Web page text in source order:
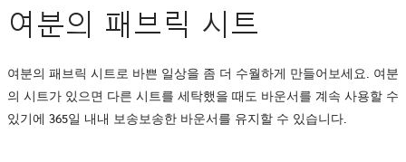
여분의 패브릭 시트
여분의 패브릭 시트로 바쁜 일상을 좀 더 수월하게 만들어보세요. 여분
의 시트가 있으면 다른 시트를 세탁했을 때도 바운서를 계속 사용할 수
있기에 365일 내내 보송보송한 바운서를 유지할 수 있습니다.